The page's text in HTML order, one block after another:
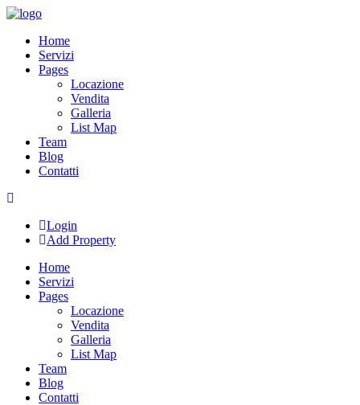
Skip
contentHome
Servizi
Pages
Locazione
Vendita
Galleria
List Map
Team
Blog
Contatti
Login
Add Property
Home
Servizi
Pages
Locazione
Vendita
Galleria
List Map
Team
Blog
Contatti